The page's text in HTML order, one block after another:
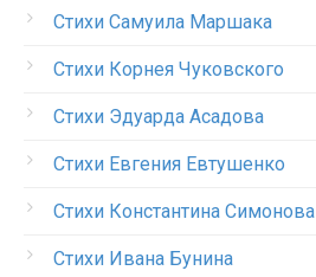
Стихи Самуила Маршака
Стихи Корнея Чуковского
Стихи Эдуарда Асадова
Стихи Евгения Евтушенко
Стихи Константина Симонова
Стихи Ивана Бунина